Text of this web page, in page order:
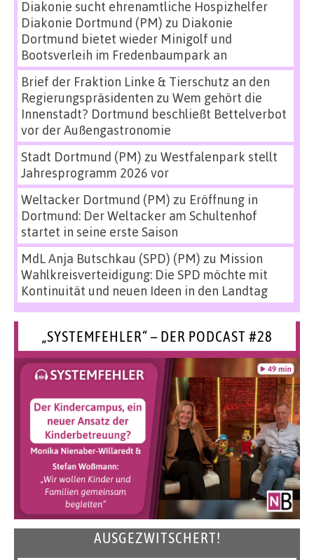
Diakonie sucht ehrenamtliche Hospizhelfer
Diakonie Dortmund (PM) zu Diakonie
Dortmund bietet wieder Minigolf und
Bootsverleih im Fredenbaumpark an
Brief der Fraktion Linke & Tierschutz an den
Regierungspräsidenten zu Wem gehört die
Innenstadt? Dortmund beschließt Bettelverbot
vor der Außengastronomie
Stadt Dortmund (PM) zu Westfalenpark stellt
Jahresprogramm 2026 vor
Weltacker Dortmund (PM) zu Eröffnung in
Dortmund: Der Weltacker am Schultenhof
startet in seine erste Saison
MdL Anja Butschkau (SPD) (PM) zu Mission
Wahlkreisverteidigung: Die SPD möchte mit
Kontinuität und neuen Ideen in den Landtag
„SYSTEMFEHLER“ – DER PODCAST #28
AUSGEZWITSCHERT!